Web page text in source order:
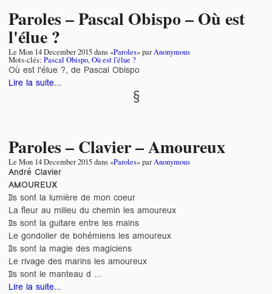
Paroles – Pascal Obispo – Où est
l'élue ?
Le Mon 14 December 2015dans «Paroles» parAnonymous
Mots-clés: Pascal Obispo,Où est l'élue ?
Où est l'élue ?, de Pascal Obispo
Lire la suite...
Paroles – Clavier – Amoureux
Le Mon 14 December 2015dans «Paroles» parAnonymous
André Clavier
AMOUREUX
Ils sont la lumière de mon coeur
La fleur au milieu du chemin les amoureux
Ils sont la guitare entre les mains
Le gondolier de bohémiens les amoureux
Ils sont la magie des magiciens
Le rivage des marins les amoureux
Ils sont le manteau d ...
Lire la suite...